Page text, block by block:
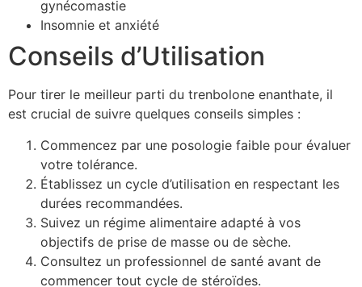
gynécomastie
Insomnie et anxiété
Conseils d’Utilisation
Pour tirer le meilleur parti du trenbolone enanthate, il
est crucial de suivre quelques conseils simples :
Commencez par une posologie faible pour évaluer
votre tolérance.
Établissez un cycle d’utilisation en respectant les
durées recommandées.
Suivez un régime alimentaire adapté à vos
objectifs de prise de masse ou de sèche.
Consultez un professionnel de santé avant de
commencer tout cycle de stéroïdes.